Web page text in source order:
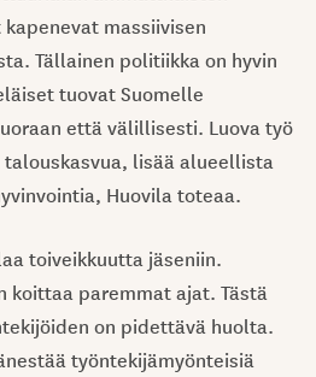
massiivisen
Tällainen politiikka on hyvin
tuovat Suomelle
että välillisesti. Luova työ
lisää alueellista
Huovila toteaa.
toiveikkuutta jäseniin.
koittaa paremmat ajat. Tästä
on pidettävä huolta.
työntekijämyönteisiä